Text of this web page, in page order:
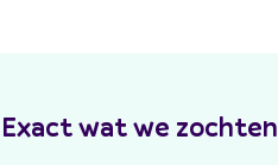
Exact wat we zochten